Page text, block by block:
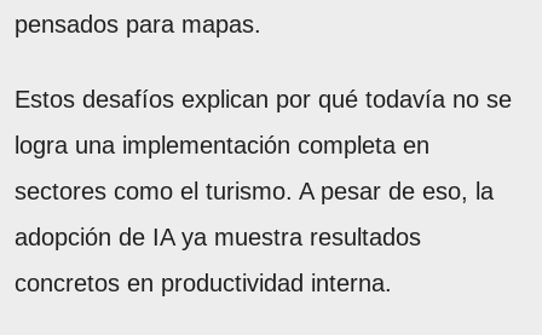
pensados para mapas.
Estos desafíos explican por qué todavía no se
logra una implementación completa en
sectores como el turismo. A pesar de eso, la
adopción de IA ya muestra resultados
concretos en productividad interna.